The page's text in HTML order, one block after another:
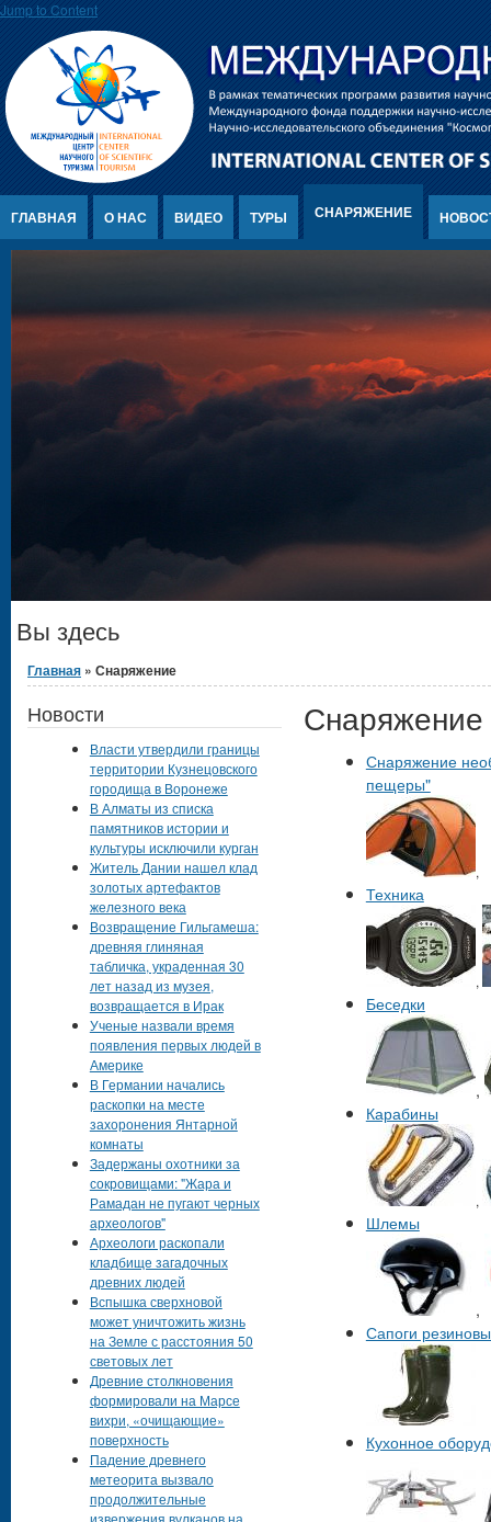
Jump to Content
ГЛАВНАЯ О НАС ВИДЕО ТУРЫ СНАРЯЖЕНИЕ
Вы здесь
Главная » Снаряжение
Снаряжение
Снаряжение
пещеры"
,
Техника
,
Беседки
,
Карабины
,
Шлемы
,
Сапоги
Кухонное
Новости
Власти утвердили границы
территории Кузнецовского
городища в Воронеже
В Алматы из списка
памятников истории и
культуры исключили курган
Житель Дании нашел клад
золотых артефактов
железного века
Возвращение Гильгамеша:
древняя глиняная
табличка, украденная 30
лет назад из музея,
возвращается в Ирак
Ученые назвали время
появления первых людей в
Америке
В Германии начались
раскопки на месте
захоронения Янтарной
комнаты
Задержаны охотники за
сокровищами: "Жара и
Рамадан не пугают черных
археологов"
Археологи раскопали
кладбище загадочных
древних людей
Вспышка сверхновой
может уничтожить жизнь
на Земле с расстояния 50
световых лет
Древние столкновения
формировали на Марсе
вихри, «очищающие»
поверхность
Падение древнего
метеорита вызвало
продолжительные